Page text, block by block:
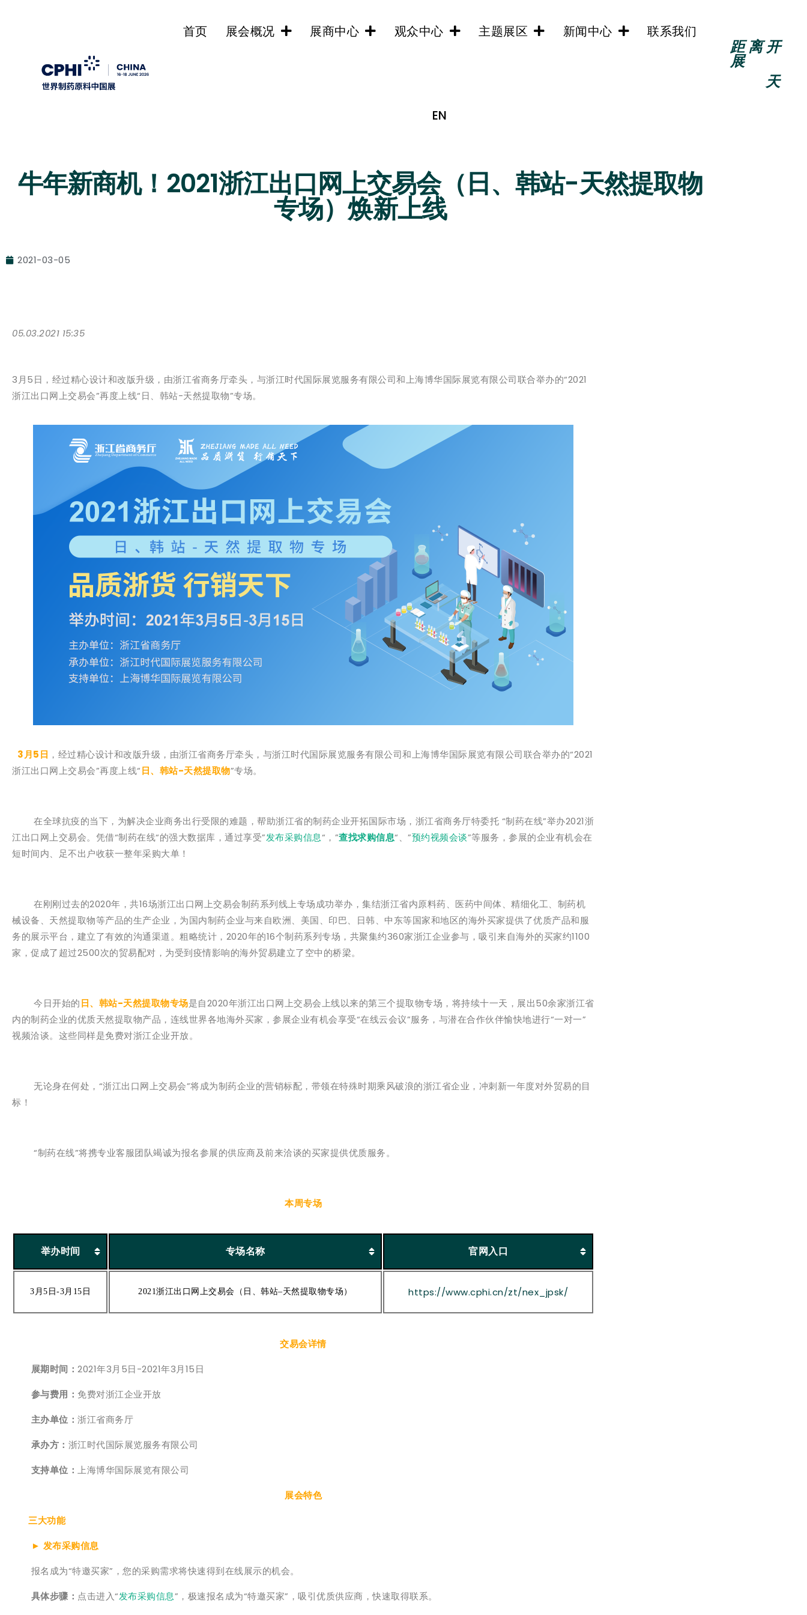
首页 展会概况 展商中心 观众中心 主题展区 新闻中心 联系我们
EN
距离开
展
天
牛年新商机！2021浙江出口网上交易会（日、韩站-天然提取物
专场）焕新上线
2021-03-05
05.03.2021 15:35
3月5日，经过精心设计和改版升级，由浙江省商务厅牵头，与浙江时代国际展览服务有限公司和上海博华国际展览有限公司联合举办的“2021
浙江出口网上交易会”再度上线“日、韩站-天然提取物”专场。
3月5日 ，经过精心设计和改版升级，由浙江省商务厅牵头，与浙江时代国际展览服务有限公司和上海博华国际展览有限公司联合举办的“2021
浙江出口网上交易会”再度上线“日、韩站-天然提取物”专场。
在全球抗疫的当下，为解决企业商务出行受限的难题，帮助浙江省的制药企业开拓国际市场，浙江省商务厅特委托 “制药在线”举办2021浙
江出口网上交易会。凭借“制药在线“的强大数据库，通过享受”发布采购信息“，”查找求购信息“、”预约视频会谈”等服务，参展的企业有机会在
短时间内、足不出户收获一整年采购大单！
在刚刚过去的2020年，共16场浙江出口网上交易会制药系列线上专场成功举办，集结浙江省内原料药、医药中间体、精细化工、制药机
械设备、天然提取物等产品的生产企业，为国内制药企业与来自欧洲、美国、印巴、日韩、中东等国家和地区的海外买家提供了优质产品和服
务的展示平台，建立了有效的沟通渠道。粗略统计，2020年的16个制药系列专场，共聚集约360家浙江企业参与，吸引来自海外的买家约1100
家，促成了超过2500次的贸易配对，为受到疫情影响的海外贸易建立了空中的桥梁。
今日开始的日、韩站-天然提取物专场是自2020年浙江出口网上交易会上线以来的第三个提取物专场，将持续十一天，展出50余家浙江省
内的制药企业的优质天然提取物产品，连线世界各地海外买家，参展企业有机会享受“在线云会议”服务，与潜在合作伙伴愉快地进行“一对一”
视频洽谈。这些同样是免费对浙江企业开放。
无论身在何处，“浙江出口网上交易会”将成为制药企业的营销标配，带领在特殊时期乘风破浪的浙江省企业，冲刺新一年度对外贸易的目
标！
“制药在线”将携专业客服团队竭诚为报名参展的供应商及前来洽谈的买家提供优质服务。
本周专场
举办时间 专场名称 官网入口
3月5日-3月15日 2021浙江出口网上交易会（日、韩站–天然提取物专场） https://www.cphi.cn/zt/nex_jpsk/
交易会详情
展期时间： 2021年3月5日-2021年3月15日
参与费用： 免费对浙江企业开放
主办单位： 浙江省商务厅
承办方： 浙江时代国际展览服务有限公司
支持单位： 上海博华国际展览有限公司
展会特色
三大功能
► 发布采购信息
报名成为“特邀买家”，您的采购需求将快速得到在线展示的机会。
具体步骤： 点击进入“发布采购信息”，极速报名成为“特邀买家”，吸引优质供应商，快速取得联系。